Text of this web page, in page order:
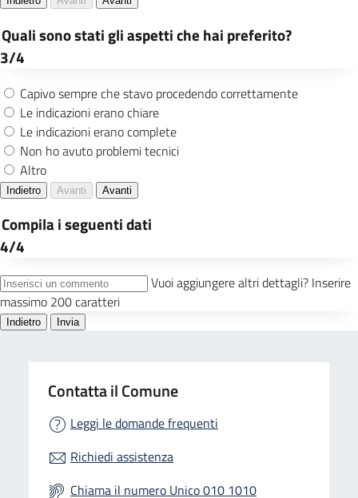
Contatta il Comune
Leggi le domande frequenti
Richiedi assistenza
Chiama il numero Unico 010 1010